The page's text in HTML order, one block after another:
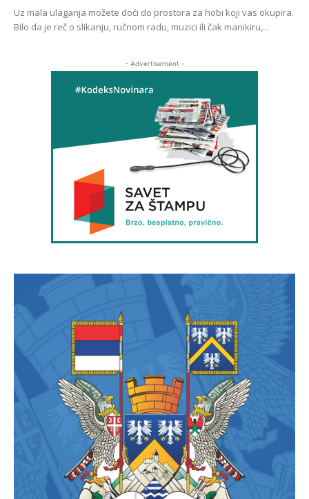
Uz mala ulaganja možete doći do prostora za hobi koji vas okupira.
Bilo da je reč o slikanju, ručnom radu, muzici ili čak manikiru,...
- Advertisement -